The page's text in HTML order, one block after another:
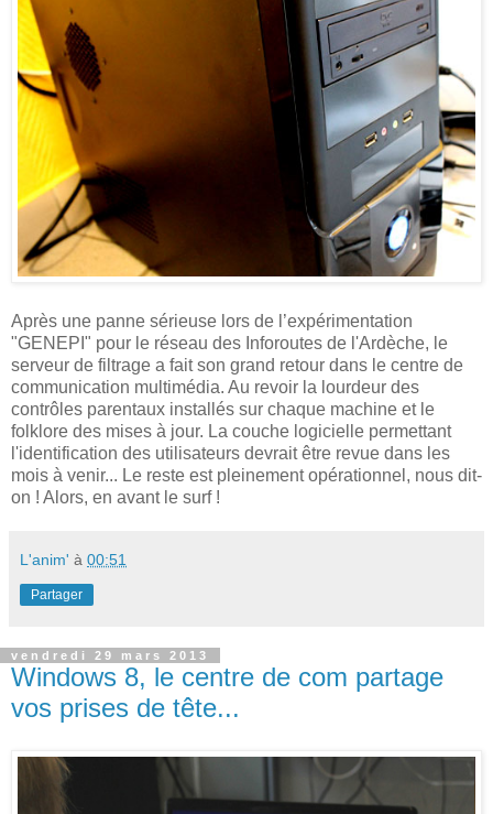
Après une panne sérieuse lors de l’expérimentation
"GENEPI" pour le réseau des Inforoutes de l'Ardèche, le
serveur de filtrage a fait son grand retour dans le centre de
communication multimédia. Au revoir la lourdeur des
contrôles parentaux installés sur chaque machine et le
folklore des mises à jour. La couche logicielle permettant
l'identification des utilisateurs devrait être revue dans les
mois à venir... Le reste est pleinement opérationnel, nous dit-
on ! Alors, en avant le surf !
L'anim' à 00:51
Partager
vendredi 29 mars 2013
Windows 8, le centre de com partage
vos prises de tête...